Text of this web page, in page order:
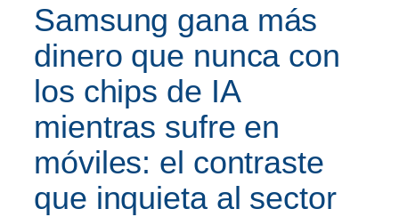
Samsung gana más
dinero que nunca con
los chips de IA
mientras sufre en
móviles: el contraste
que inquieta al sector